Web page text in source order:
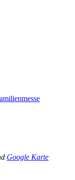
Google Karte